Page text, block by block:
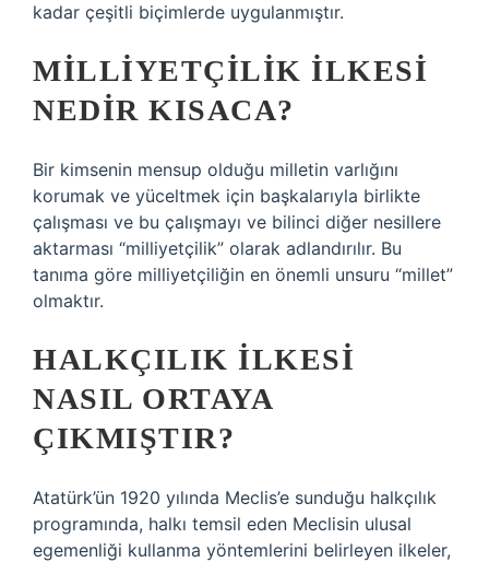
kadar çeşitli biçimlerde uygulanmıştır.
MILLIYETÇILIK ILKESI
NEDIR KISACA?
Bir kimsenin mensup olduğu milletin varlığını
korumak ve yüceltmek için başkalarıyla birlikte
çalışması ve bu çalışmayı ve bilinci diğer nesillere
aktarması “milliyetçilik” olarak adlandırılır. Bu
tanıma göre milliyetçiliğin en önemli unsuru “millet”
olmaktır.
HALKÇILIK ILKESI
NASIL ORTAYA
ÇIKMIŞTIR?
Atatürk’ün 1920 yılında Meclis’e sunduğu halkçılık
programında, halkı temsil eden Meclisin ulusal
egemenliği kullanma yöntemlerini belirleyen ilkeler,